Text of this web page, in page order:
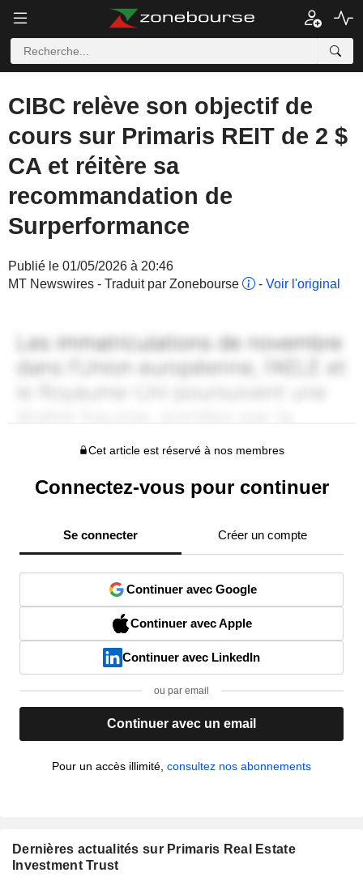
CIBC relève son objectif de
cours sur Primaris REIT de 2 $
CA et réitère sa
recommandation de
Surperformance
Publié le 01/05/2026 à 20:46
MT Newswires - Traduit par Zonebourse
- Voir l'original
Cet article est réservé à nos membres
Connectez-vous pour continuer
Se connecter Créer un compte
Continuer avec Google
Continuer avec Apple
Continuer avec LinkedIn
ou par email
Continuer avec un email
Pour un accès illimité, consultez nos abonnements
Dernières actualités sur Primaris Real Estate
Investment Trust